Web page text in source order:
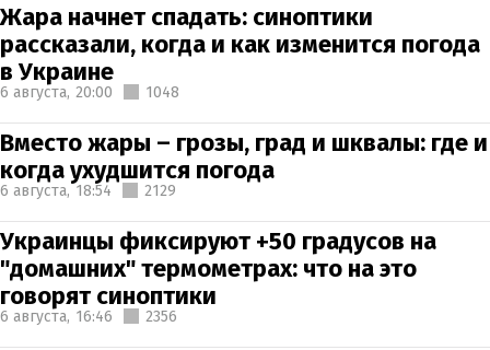
Жара начнет спадать: синоптики
рассказали, когда и как изменится погода
в Украине
6 августа, 20:00 1048
Вместо жары – грозы, град и шквалы: где и
когда ухудшится погода
6 августа, 18:54 2129
Украинцы фиксируют +50 градусов на
"домашних" термометрах: что на это
говорят синоптики
6 августа, 16:46 2356